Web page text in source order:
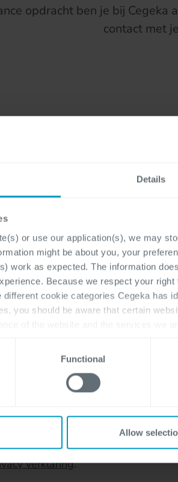
Details
or use our application(s), we may
might be about you, your
work as expected. The information
Because we respect your
cookie categories Cegeka has
you should be aware that certain
Functional
Allow
opdracht ben je bij
contact met
* zijn verplicht.
in te vullen, ga je ermee
verklaring.